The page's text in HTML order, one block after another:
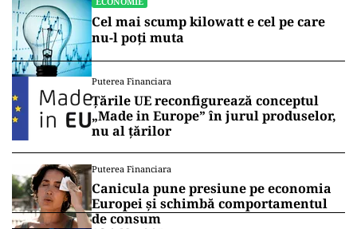
Cel mai scump kilowatt e cel pe care
nu-l poți muta
Puterea Financiara
Țările UE reconfigurează conceptul
„Made in Europe” în jurul produselor,
nu al țărilor
Puterea Financiara
Canicula pune presiune pe economia
Europei și schimbă comportamentul
de consum